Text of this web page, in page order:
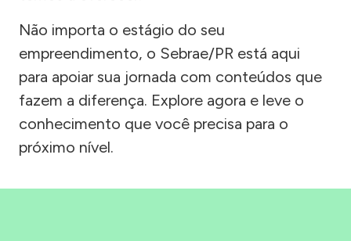
Não importa o estágio do seu
empreendimento, o Sebrae/PR está aqui
para apoiar sua jornada com conteúdos que
fazem a diferença. Explore agora e leve o
conhecimento que você precisa para o
próximo nível.